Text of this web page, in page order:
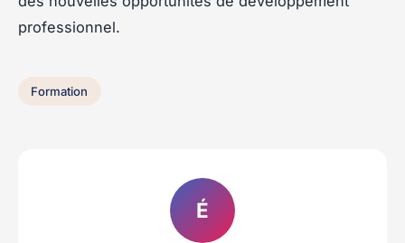
professionnel.
Formation
É